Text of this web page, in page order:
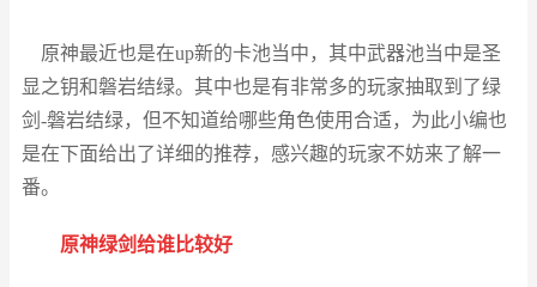
原神最近也是在up新的卡池当中，其中武器池当中是圣
显之钥和磐岩结绿。其中也是有非常多的玩家抽取到了绿
剑-磐岩结绿，但不知道给哪些角色使用合适，为此小编也
是在下面给出了详细的推荐，感兴趣的玩家不妨来了解一
番。
原神绿剑给谁比较好